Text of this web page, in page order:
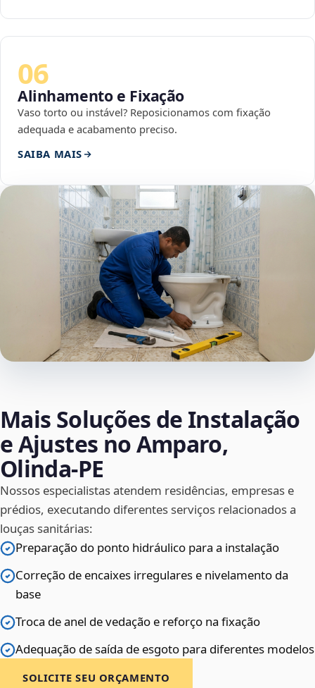
06
Alinhamento e Fixação
Vaso torto ou instável? Reposicionamos com fixação
adequada e acabamento preciso.
SAIBA MAIS
Mais Soluções de Instalação
e Ajustes no Amparo,
Olinda‑PE
Nossos especialistas atendem residências, empresas e
prédios, executando diferentes serviços relacionados a
louças sanitárias:
Preparação do ponto hidráulico para a instalação
Correção de encaixes irregulares e nivelamento da
base
Troca de anel de vedação e reforço na fixação
Adequação de saída de esgoto para diferentes modelos
SOLICITE SEU ORÇAMENTO